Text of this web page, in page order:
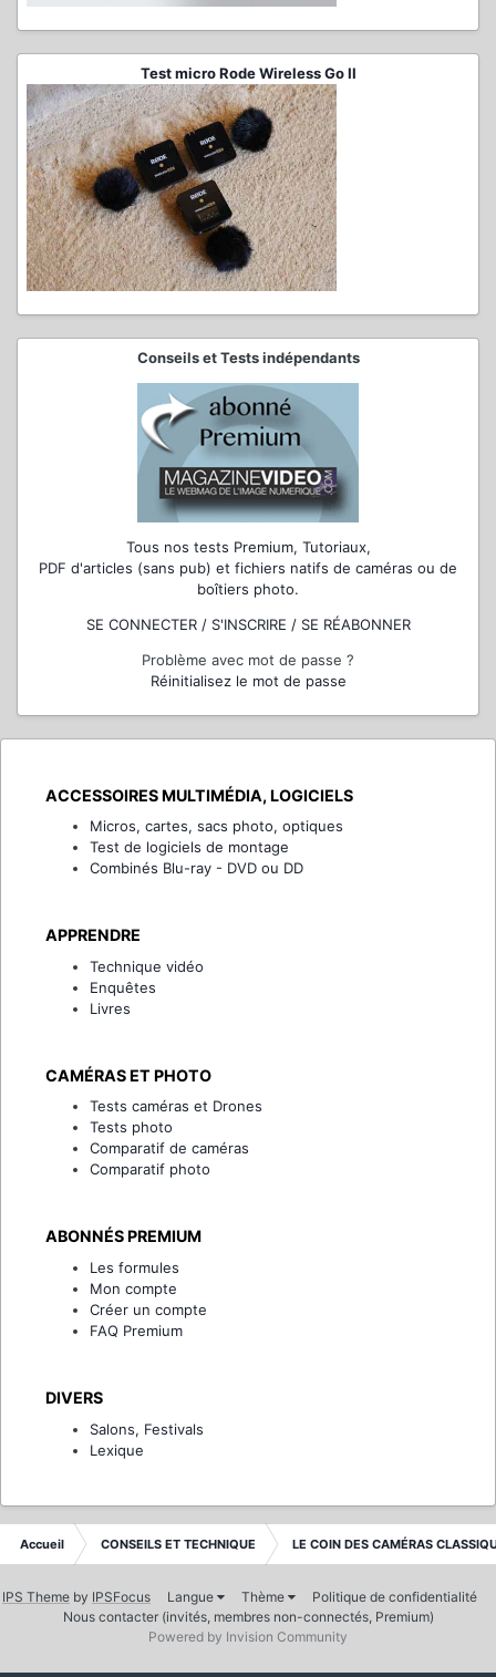
Test micro Rode Wireless Go II
Conseils et Tests indépendants
Tous nos tests Premium, Tutoriaux,
PDF d'articles (sans pub) et fichiers natifs de caméras ou de
boîtiers photo.
SE CONNECTER / S'INSCRIRE / SE RÉABONNER
Problème avec mot de passe ?
Réinitialisez le mot de passe
ACCESSOIRES MULTIMÉDIA, LOGICIELS
Micros, cartes, sacs photo, optiques
Test de logiciels de montage
Combinés Blu-ray - DVD ou DD
APPRENDRE
Technique vidéo
Enquêtes
Livres
CAMÉRAS ET PHOTO
Tests caméras et Drones
Tests photo
Comparatif de caméras
Comparatif photo
ABONNÉS PREMIUM
Les formules
Mon compte
Créer un compte
FAQ Premium
DIVERS
Salons, Festivals
Lexique
Accueil CONSEILS ET TECHNIQUE LE COIN DES CAMÉRAS
IPS Theme by IPSFocus Langue Thème
Politique de confidentialité
Nous contacter (invités, membres non-connectés, Premium)
Powered by Invision Community